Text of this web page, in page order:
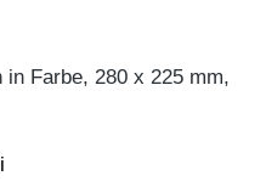
in Farbe, 280 x 225 mm,